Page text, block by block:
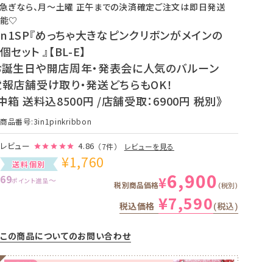
ぎなら、月〜土曜 正午までの決済確定ご注文は即日発送
♡
『めっちゃ大きなピンクリボンがメインの
セット 』【BL-E】
生日や開店周年・発表会に人気のバルーン
店舗受け取り・発送どちらもOK！
箱 送料込8500円 /店舗受取：6900円 税別》
商品番号 3in1pinkribbon
レビュー 4.86 （7件）
レビューを見る
送料個別
¥1,760
69ポイント進呈〜 税別商品価格¥6,900 税別
税込価格 ¥7,590 税込
この商品についてのお問い合わせ